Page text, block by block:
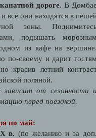
дороге. В
все они находятся в
зоны.
подышать
из кафе на
по-своему и дарит
красив летний
поляной.
от сезонности
перед поездкой.
по май:
в. (по желанию и за